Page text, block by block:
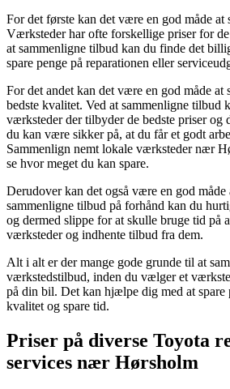
For det første kan det være en god måde at
Værksteder har ofte forskellige priser for de
at sammenligne tilbud kan du finde det
spare penge på reparationen eller
For det andet kan det være en god måde at
bedste kvalitet. Ved at sammenligne tilbud
værksteder der tilbyder de bedste priser og
du kan være sikker på, at du får et godt
Sammenlign nemt lokale værksteder nær
se hvor meget du kan spare.
Derudover kan det også være en god måde
sammenligne tilbud på forhånd kan du
og dermed slippe for at skulle bruge tid på
værksteder og indhente tilbud fra dem.
Alt i alt er der mange gode grunde til at
værkstedstilbud, inden du vælger et
på din bil. Det kan hjælpe dig med at spare
kvalitet og spare tid.
Priser på diverse Toyota
services nær Hørsholm